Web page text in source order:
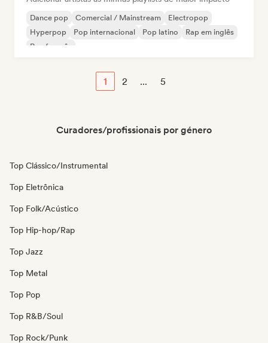
Dance pop Comercial / Mainstream
Electropop
Hyperpop
Pop internacional Pop latino
Rap em inglês
Rap francês
1 2 ... 5
Curadores/profissionais por género
Top Clássico/Instrumental
Top Eletrônica
Top Folk/Acústico
Top Hip-hop/Rap
Top Jazz
Top Metal
Top Pop
Top R&B/Soul
Top Rock/Punk